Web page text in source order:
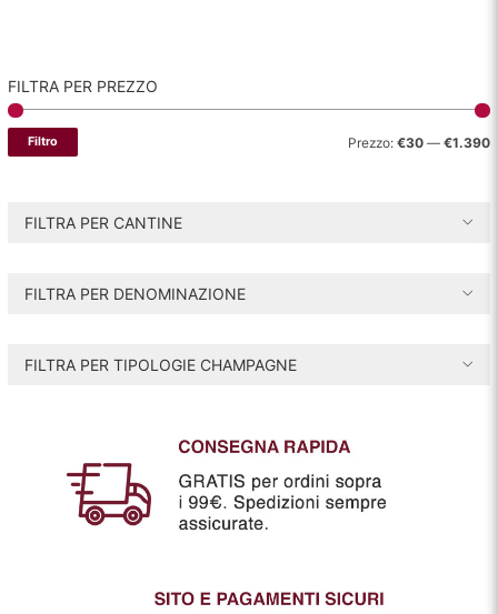
FILTRA PER PREZZO
PP
Filtro Prezzo: €30— €1.390
FILTRA PER CANTINE
FILTRA PER DENOMINAZIONE
FILTRA PER TIPOLOGIE CHAMPAGNE